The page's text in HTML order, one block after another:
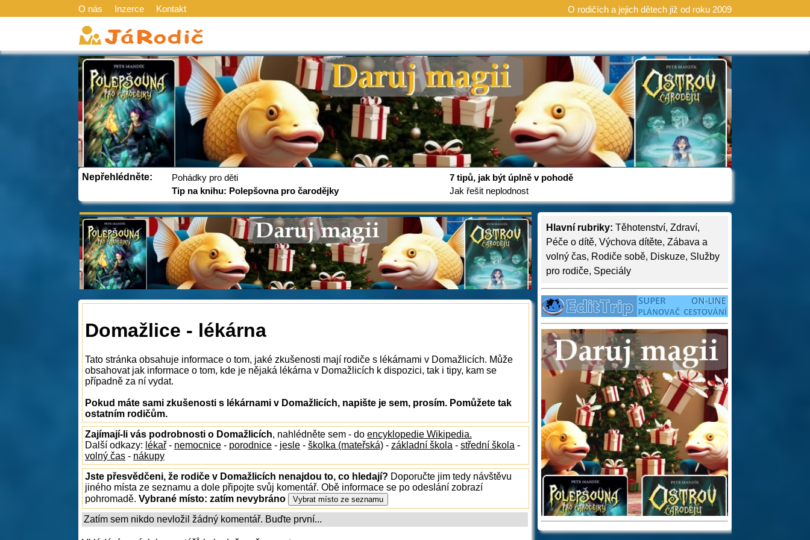
O nás Inzerce Kontakt O rodičích a jejich dětech již od roku 2009
Nepřehlédněte:
Pohádky pro děti
Tip na knihu: Polepšovna pro čarodějky
7 tipů, jak být úplně v pohodě
Jak řešit neplodnost
Hlavní rubriky: Těhotenství, Zdraví,
Péče o dítě, Výchova dítěte, Zábava a
volný čas, Rodiče sobě, Diskuze, Služby
pro rodiče, Speciály
Domažlice - lékárna
Tato stránka obsahuje informace o tom, jaké zkušenosti mají rodiče s lékárnami v Domažlicích. Může
obsahovat jak informace o tom, kde je nějaká lékárna v Domažlicích k dispozici, tak i tipy, kam se
případně za ní vydat.
Pokud máte sami zkušenosti s lékárnami v Domažlicích, napište je sem, prosím. Pomůžete tak
ostatním rodičům.
Zajímají-li vás podrobnosti o Domažlicích, nahlédněte sem - do encyklopedie Wikipedia.
Další odkazy: lékař - nemocnice - porodnice - jesle - školka (mateřská) - základní škola - střední škola -
volný čas - nákupy
Jste přesvědčeni, že rodiče v Domažlicích nenajdou to, co hledají? Doporučte jim tedy návštěvu
jiného místa ze seznamu a dole připojte svůj komentář. Obě informace se po odeslání zobrazí
pohromadě. Vybrané místo: zatím nevybráno
Zatím sem nikdo nevložil žádný komentář. Buďte první...